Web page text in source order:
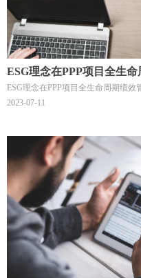
ESG理念在PPP项目全生
ESG理念在PPP项目全生命周期绩效
2023-07-11